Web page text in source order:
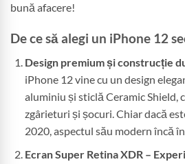
bună afacere!
De ce să alegi un iPhone 12
Design premium și construcție
iPhone 12 vine cu un design
aluminiu și sticlă Ceramic Shield,
zgârieturi și șocuri. Chiar dacă
2020, aspectul său modern încă
Ecran Super Retina XDR –